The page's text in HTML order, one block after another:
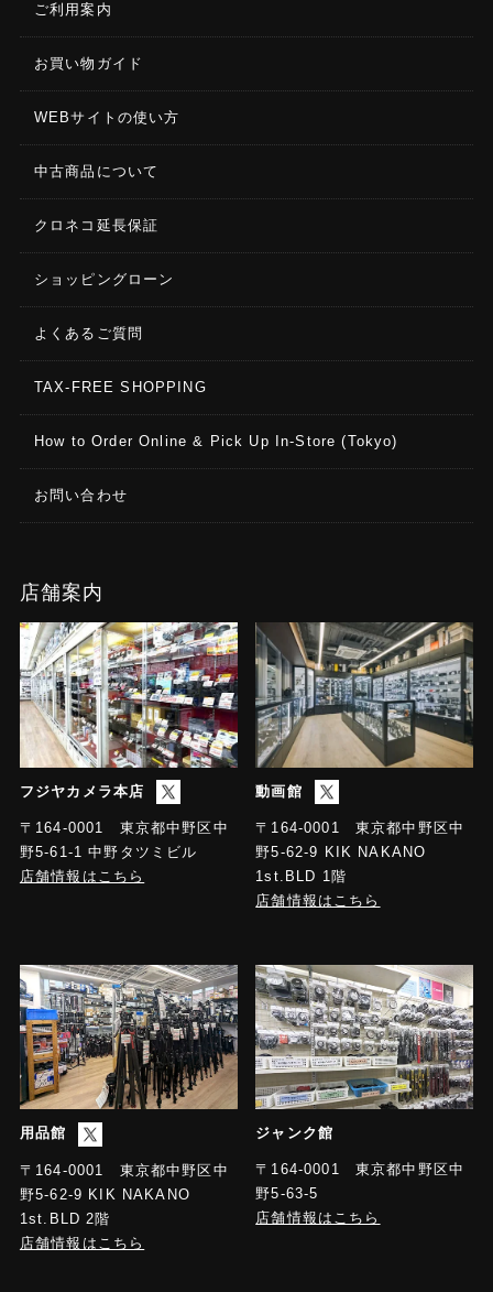
ご利用案内
お買い物ガイド
WEBサイトの使い方
中古商品について
クロネコ延長保証
ショッピングローン
よくあるご質問
TAX-FREE SHOPPING
How to Order Online & Pick Up In-Store (Tokyo)
お問い合わせ
店舗案内
フジヤカメラ本店
〒164-0001 東京都中野区中
野5-61-1 中野タツミビル
店舗情報はこちら
動画館
〒164-0001 東京都中野区中
野5-62-9 KIK NAKANO
1st.BLD 1階
店舗情報はこちら
用品館
〒164-0001 東京都中野区中
野5-62-9 KIK NAKANO
1st.BLD 2階
店舗情報はこちら
ジャンク館
〒164-0001 東京都中野区中
野5-63-5
店舗情報はこちら